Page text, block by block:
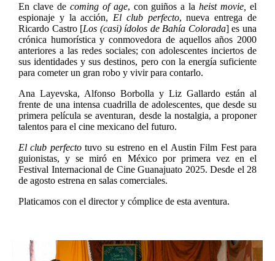
En clave de coming of age, con guiños a laheist movie,el
espionaje y la acción, El club perfecto, nueva entrega de
Ricardo Castro [Los (casi) ídolos de Bahía Colorada] es una
crónica humorística y conmovedora de aquellos años 2000
anteriores a las redes sociales; con adolescentes inciertos de
sus identidades y sus destinos, pero con la energía suficiente
para cometer un gran robo y vivir para contarlo.
Ana Layevska, Alfonso Borbolla y Liz Gallardo están al
frente de una intensa cuadrilla de adolescentes, que desde su
primera película se aventuran, desde la nostalgia, a proponer
talentos para el cine mexicano del futuro.
El club perfectotuvo su estreno en el Austin Film Fest para
guionistas, y se miró en México por primera vez en el
Festival Internacional de Cine Guanajuato 2025. Desde el 28
de agosto estrena en salas comerciales.
Platicamos con el director y cómplice de esta aventura.